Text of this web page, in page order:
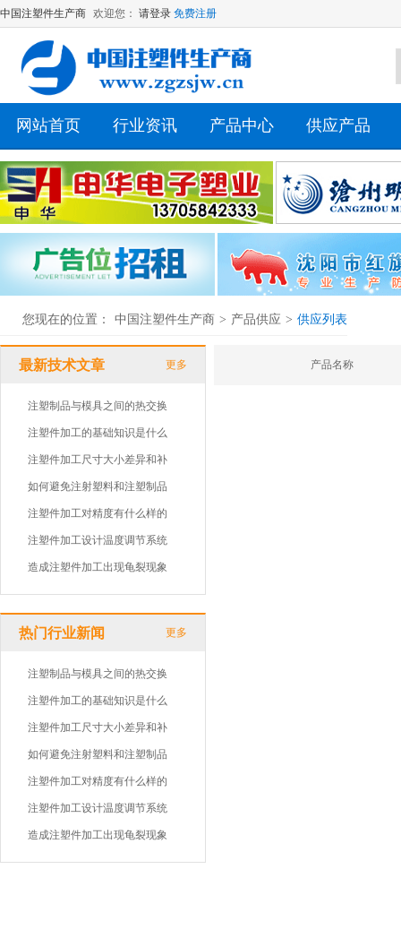
中国注塑件生产商 欢迎您： 请登录 免费注册
网站首页 行业资讯 产品中心 供应产品
您现在的位置： 中国注塑件生产商 > 产品供应 > 供应列表
最新技术文章 更多
注塑制品与模具之间的热交换
注塑件加工的基础知识是什么
注塑件加工尺寸大小差异和补
如何避免注射塑料和注塑制品
注塑件加工对精度有什么样的
注塑件加工设计温度调节系统
造成注塑件加工出现龟裂现象
热门行业新闻 更多
注塑制品与模具之间的热交换
注塑件加工的基础知识是什么
注塑件加工尺寸大小差异和补
如何避免注射塑料和注塑制品
注塑件加工对精度有什么样的
注塑件加工设计温度调节系统
造成注塑件加工出现龟裂现象
产品名称